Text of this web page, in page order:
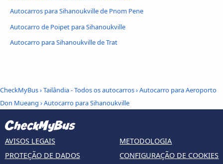
Autocarros para Sihanoukville de Pnom Pene
Autocarro de Poipet para Sihanoukville
Autocarro para Sihanoukville de Trat
CheckMyBus›Tailândia - Todos os autocarros›Autocarro para Aeroporto
Don Mueang ›Autocarro para Sihanoukville
AVISOS LEGAIS
PROTEÇÃO DE DADOS
METODOLOGIA
CONFIGURAÇÃO DE COOKIES